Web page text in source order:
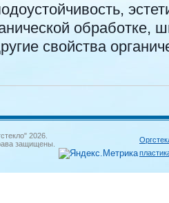
обработке,
свойства
2026.
защищены.